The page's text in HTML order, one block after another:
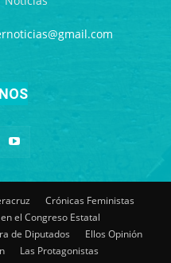
Crónicas Feministas
el Congreso Estatal
de Diputados
Ellos Opinión
Las Protagonistas